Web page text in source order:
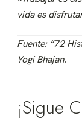
vida es
Fuente: “72
Yogi Bhajan.
¡Sigue